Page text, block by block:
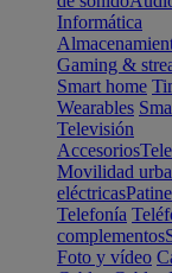
Informática
Gaming &
Smart home
Wearables
Televisión
Accesorios
Movilidad
eléctricas
Telefonía
complementos
Foto y vídeo